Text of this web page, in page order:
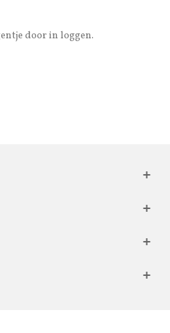
door in loggen.